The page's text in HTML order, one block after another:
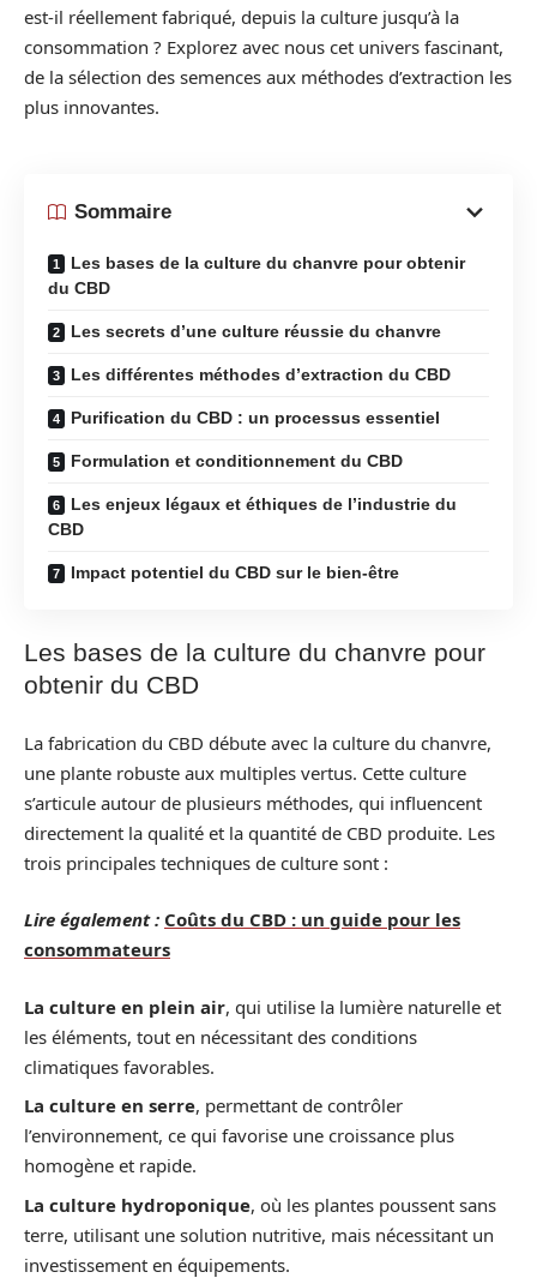
est-il réellement fabriqué, depuis la culture jusqu’à la
consommation ? Explorez avec nous cet univers fascinant,
de la sélection des semences aux méthodes d’extraction les
plus innovantes.
Sommaire
Les bases de la culture du chanvre pour obtenir
du CBD
Les secrets d’une culture réussie du chanvre
Les différentes méthodes d’extraction du CBD
Purification du CBD : un processus essentiel
Formulation et conditionnement du CBD
Les enjeux légaux et éthiques de l’industrie du
CBD
Impact potentiel du CBD sur le bien-être
Les bases de la culture du chanvre pour
obtenir du CBD
La fabrication du CBD débute avec la culture du chanvre,
une plante robuste aux multiples vertus. Cette culture
s’articule autour de plusieurs méthodes, qui influencent
directement la qualité et la quantité de CBD produite. Les
trois principales techniques de culture sont :
Lire également : Coûts du CBD : un guide pour les
consommateurs
La culture en plein air, qui utilise la lumière naturelle et
les éléments, tout en nécessitant des conditions
climatiques favorables.
La culture en serre, permettant de contrôler
l’environnement, ce qui favorise une croissance plus
homogène et rapide.
La culture hydroponique, où les plantes poussent sans
terre, utilisant une solution nutritive, mais nécessitant un
investissement en équipements.